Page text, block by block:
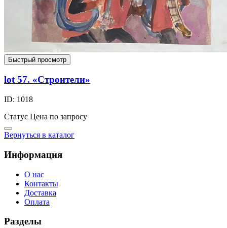
Быстрый просмотр
lot 57. «Строители»
ID: 1018
Статус Цена по запросу
Вернуться в каталог
Информация
О нас
Контакты
Доставка
Оплата
Разделы